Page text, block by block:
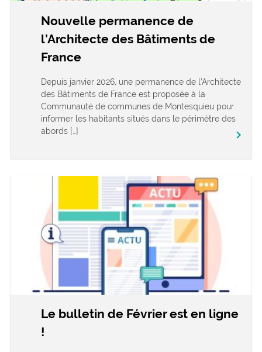
Nouvelle permanence de
l’Architecte des Bâtiments de
France
Depuis janvier 2026, une permanence de l’Architecte
des Bâtiments de France est proposée à la
Communauté de communes de Montesquieu pour
informer les habitants situés dans le périmètre des
abords […]
keyboard_arrow_right
Le bulletin de Février est en ligne
!